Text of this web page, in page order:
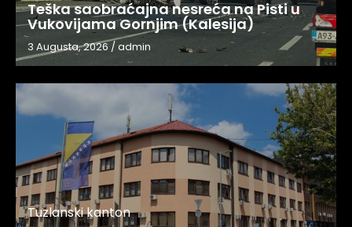
Teška saobraćajna nesreća na Pisti u
Vukovijama Gornjim (Kalesija)
3 Augusta, 2026 / admin
Tuzlanski kanton